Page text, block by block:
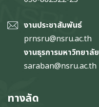
งานประชาสัมพันธ์
prnsru@nsru.ac.th
งานธุรการมหาวิทยาลัย
saraban@nsru.ac.th
ทางลัด